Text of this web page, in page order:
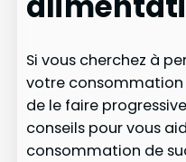
Si vous cherchez à
votre consommation
de le faire
conseils pour vous
consommation de